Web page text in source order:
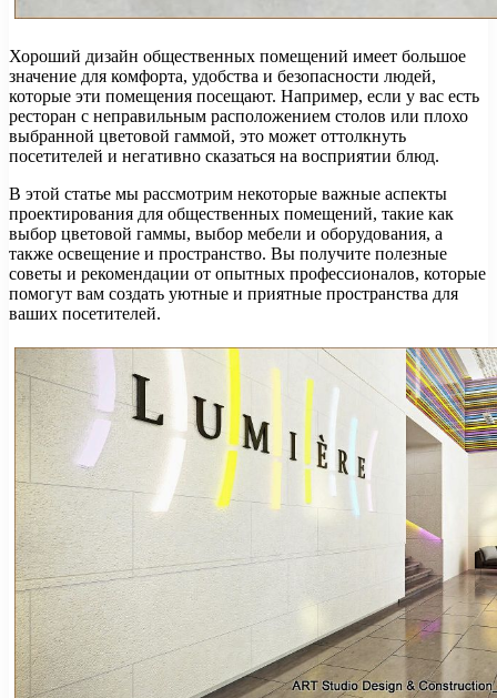
Хороший дизайн общественных помещений имеет большое
значение для комфорта, удобства и безопасности людей,
которые эти помещения посещают. Например, если у вас есть
ресторан с неправильным расположением столов или плохо
выбранной цветовой гаммой, это может оттолкнуть
посетителей и негативно сказаться на восприятии блюд.
В этой статье мы рассмотрим некоторые важные аспекты
проектирования для общественных помещений, такие как
выбор цветовой гаммы, выбор мебели и оборудования, а
также освещение и пространство. Вы получите полезные
советы и рекомендации от опытных профессионалов, которые
помогут вам создать уютные и приятные пространства для
ваших посетителей.